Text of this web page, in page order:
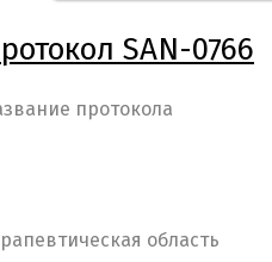
SAN-0766
протокола
область